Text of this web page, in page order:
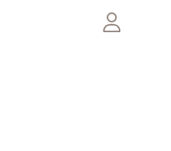
EINLOGGEN